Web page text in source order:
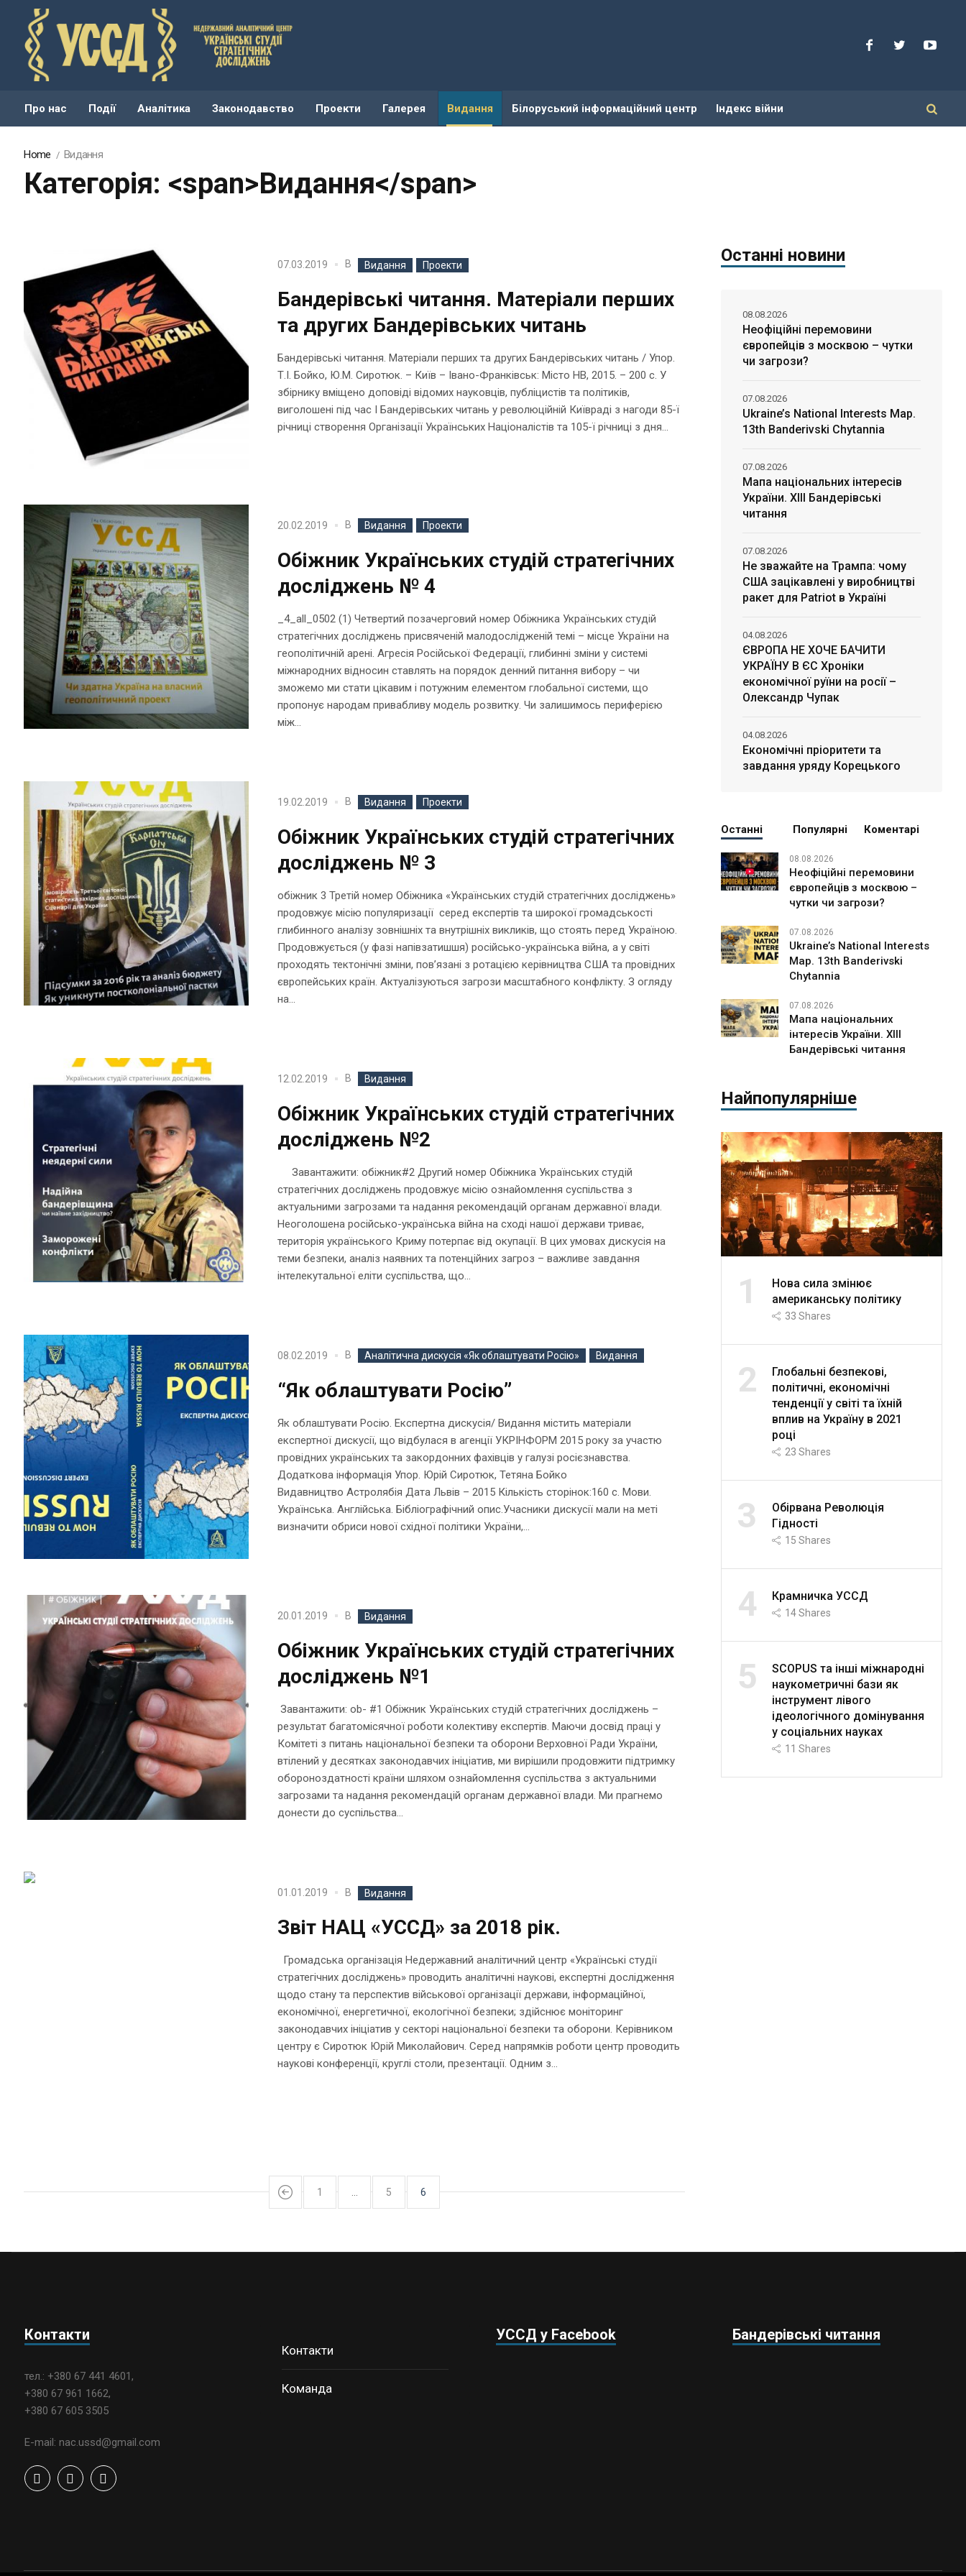
Про нас Події Аналітика Законодавство Проекти Галерея Видання Білоруський інформаційний центр Індекс війни
Home Видання
Категорія: <span>Видання</span>
07.03.2019 В Видання Проекти
Бандерівські читання. Матеріали перших
та других Бандерівських читань
Бандерівські читання. Матеріали перших та других Бандерівських читань / Упор.
Т.І. Бойко, Ю.М. Сиротюк. – Київ – Івано-Франківськ: Місто НВ, 2015. – 200 с. У
збірнику вміщено доповіді відомих науковців, публіцистів та політиків,
виголошені під час І Бандерівських читань у революційній Київраді з нагоди 85-ї
річниці створення Організації Українських Націоналістів та 105-ї річниці з дня...
20.02.2019 В Видання Проекти
Обіжник Українських студій стратегічних
досліджень № 4
_4_all_0502 (1) Четвертий позачерговий номер Обіжника Українських студій
стратегічних досліджень присвяченій малодослідженій темі – місце України на
геополітичній арені. Агресія Російської Федерації, глибинні зміни у системі
міжнародних відносин ставлять на порядок денний питання вибору – чи
зможемо ми стати цікавим і потужним елементом глобальної системи, що
пропонує народам привабливу модель розвитку. Чи залишимось периферією
між...
19.02.2019 В Видання Проекти
Обіжник Українських студій стратегічних
досліджень № 3
обіжник 3 Третій номер Обіжника «Українських студій стратегічних досліджень»
продовжує місію популяризації серед експертів та широкої громадськості
глибинного аналізу зовнішніх та внутрішніх викликів, що стоять перед Україною.
Продовжується (у фазі напівзатишшя) російсько-українська війна, а у світі
проходять тектонічні зміни, пов’язані з ротацією керівництва США та провідних
європейських країн. Актуалізуються загрози масштабного конфлікту. З огляду
на...
12.02.2019 В Видання
Обіжник Українських студій стратегічних
досліджень №2
Завантажити: обіжник#2 Другий номер Обіжника Українських студій
стратегічних досліджень продовжує місію ознайомлення суспільства з
актуальними загрозами та надання рекомендацій органам державної влади.
Неоголошена російсько-українська війна на сході нашої держави триває,
територія українського Криму потерпає від окупації. В цих умовах дискусія на
теми безпеки, аналіз наявних та потенційних загроз – важливе завдання
інтелекутальної еліти суспільства, що...
08.02.2019 В Аналітична дискусія «Як облаштувати Росію» Видання
“Як облаштувати Росію”
Як облаштувати Росію. Експертна дискусія/ Видання містить матеріали
експертної дискусії, що відбулася в агенції УКРІНФОРМ 2015 року за участю
провідних українських та закордонних фахівців у галузі росієзнавства.
Додаткова інформація Упор. Юрій Сиротюк, Тетяна Бойко
Видавництво Астролябія Дата Львів – 2015 Кількість сторінок:160 с. Мови.
Українська. Англійська. Бібліографічний опис.Учасники дискусії мали на меті
визначити обриси нової східної політики України,...
20.01.2019 В Видання
Обіжник Українських студій стратегічних
досліджень №1
Завантажити: ob- #1 Обіжник Українських студій стратегічних досліджень –
результат багатомісячної роботи колективу експертів. Маючи досвід праці у
Комітеті з питань національної безпеки та оборони Верховної Ради України,
втілений у десятках законодавчих ініціатив, ми вирішили продовжити підтримку
обороноздатності країни шляхом ознайомлення суспільства з актуальними
загрозами та надання рекомендацій органам державної влади. Ми прагнемо
донести до суспільства...
01.01.2019 В Видання
Звіт НАЦ «УССД» за 2018 рік.
Громадська організація Недержавний аналітичний центр «Українські студії
стратегічних досліджень» проводить аналітичні наукові, експертні дослідження
щодо стану та перспектив військової організації держави, інформаційної,
економічної, енергетичної, екологічної безпеки; здійснює моніторинг
законодавчих ініціатив у секторі національної безпеки та оборони. Керівником
центру є Сиротюк Юрій Миколайович. Серед напрямків роботи центр проводить
наукові конференції, круглі столи, презентації. Одним з...
1 5 6
Останні новини
Неофіційні перемовини
європейців з москвою – чутки
чи загрози?
08.08.2026
Ukraine’s National Interests Map.
13th Banderivski Chytannia
07.08.2026
Мапа національних інтересів
України. ХІІІ Бандерівські
читання
07.08.2026
Не зважайте на Трампа: чому
США зацікавлені у виробництві
ракет для Patriot в Україні
07.08.2026
ЄВРОПА НЕ ХОЧЕ БАЧИТИ
УКРАЇНУ В ЄС Хроніки
економічної руїни на росії –
Олександр Чупак
04.08.2026
Економічні пріоритети та
завдання уряду Корецького
04.08.2026
Останні Популярні Коментарі
08.08.2026
Неофіційні перемовини
європейців з москвою –
чутки чи загрози?
07.08.2026
Ukraine’s National Interests
Map. 13th Banderivski
Chytannia
07.08.2026
Мапа національних
інтересів України. ХІІІ
Бандерівські читання
Найпопулярніше
1
Нова сила змінює
американську політику
33 Shares
2
Глобальні безпекові,
політичні, економічні
тенденції у світі та їхній
вплив на Україну в 2021
році
23 Shares
3
Обірвана Революція
Гідності
15 Shares
4 Крамничка УССД
14Shares
5
SCOPUS та інші міжнародні
наукометричні бази як
інструмент лівого
ідеологічного домінування
у соціальних науках
11 Shares
Контакти
тел.: +380 67 441 4601,
+380 67 961 1662,
+380 67 605 3505
E-mail: nac.ussd@gmail.com
Контакти
Команда
УССД у Facebook Бандерівські читання